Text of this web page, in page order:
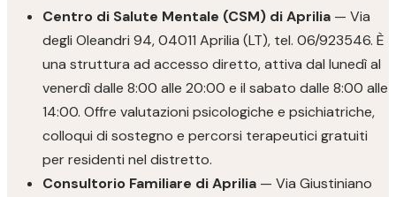
Centro di Salute Mentale (CSM) di Aprilia — Via
degli Oleandri 94, 04011 Aprilia (LT), tel. 06/923546. È
una struttura ad accesso diretto, attiva dal lunedì al
venerdì dalle 8:00 alle 20:00 e il sabato dalle 8:00 alle
14:00. Offre valutazioni psicologiche e psichiatriche,
colloqui di sostegno e percorsi terapeutici gratuiti
per residenti nel distretto.
Consultorio Familiare di Aprilia — Via Giustiniano